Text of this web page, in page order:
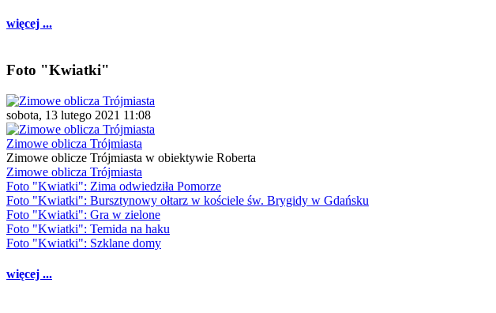
więcej ...
Foto "Kwiatki"
sobota, 13 lutego 2021 11:08
Zimowe oblicza Trójmiasta
Zimowe oblicze Trójmiasta w obiektywie Roberta
Zimowe oblicza Trójmiasta
Foto "Kwiatki": Zima odwiedziła Pomorze
Foto "Kwiatki": Bursztynowy ołtarz w kościele św. Brygidy w Gdańsku
Foto "Kwiatki": Gra w zielone
Foto "Kwiatki": Temida na haku
Foto "Kwiatki": Szklane domy
więcej ...